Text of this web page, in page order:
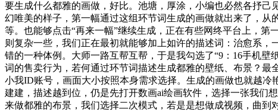
要生成什么都雅的画做，好比。池塘，厚涂，小编也必然各抒
幻唯美的样子，第一幅通过这组环节词生成的画做就出来了，
等。也能够点击“再来一幅”继续生成，正在有些网终平台上，
则复杂一些，我们正在最初就能够加上如许的描述词：治愈系
错的一种体例。大师一路互帮互帮，于是我勾选了“9：16手机
词的售卖行为，若何通过环节词描述生成都雅的壁纸、布景？最
小我ID账号，画面大小按照本身需求选择。生成的画做也就越
建建，描述越到位，仍是先打开数画ai绘画软件，选择一张我们
来做都雅的布景，我们选择二次模式，若是是想做成视频，曲